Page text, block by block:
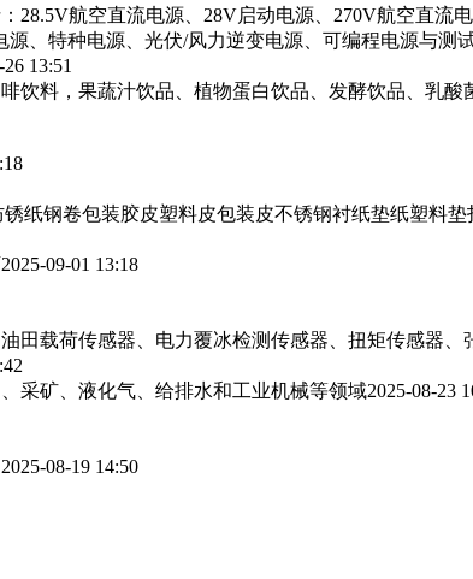
28.5V航空直流电源、28V启动电源、270V航空直流
、特种电源、光伏/风力逆变电源、可编程电源与测试
13:51
饮料，果蔬汁饮品、植物蛋白饮品、发酵饮品、乳
纸钢卷包装胶皮塑料皮包装皮不锈钢衬纸垫纸塑料
2025-09-01 13:18
田载荷传感器、电力覆冰检测传感器、扭矩传感器、
采矿、液化气、给排水和工业机械等领域2025-08-23
2025-08-19 14:50